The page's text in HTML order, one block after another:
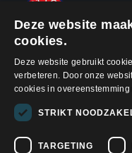
Deze website
cookies.
Deze website gebruikt
verbeteren. Door onze
cookies in
STRIKT
TARGETING